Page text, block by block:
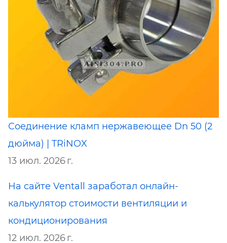
Соединение кламп нержавеющее Dn 50 (2
дюйма) | TRiNOX
13 июл. 2026 г.
На сайте Ventall заработал онлайн-
калькулятор стоимости вентиляции и
кондиционирования
12 июл. 2026 г.